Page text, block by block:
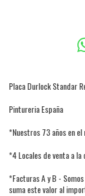
Placa Durlock Standar
Pintureria España
*Nuestros 73 años en el
*4 Locales de venta a la
*Facturas A y B -
suma este valor al